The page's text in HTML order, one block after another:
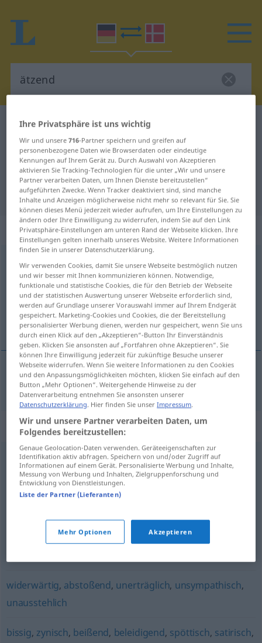
Deutsch-Dänisch Wörterbuch
Deutsch-Dänisch Übersetzung für
"ätzend"
"ätzend" Dänisch Übersetzung
„ätzend“
ätzend
Übersicht aller Übersetzungen
(Für mehr Details die Übersetzung anklicken/antippen)
ætsende
ætsendea. FIG ätzend
Synonyme für "ätzend"
sauer,essigsauer,aggressiv (Flüssigkeit)
doof (ugs.),Kacke (derb),lahm (ugs.)
widerwärtig, abstoßend, unerträglich, unsympathisch,
unausstehlich
bissig, zynisch, beißend, beleidigend, spöttisch, satirisch,
Ihre Privatsphäre ist uns wichtig
Wir und unsere716-Partner speichern und greifen auf
personenbezogene Daten wie Browserdaten oder eindeutige
Kennungen auf Ihrem Gerät zu. Durch Auswahl von Akzeptieren
aktivieren Sie Tracking-Technologien für die unter „Wir und unsere
Partner verarbeiten Daten, um Ihnen Dienste bereitzustellen“
aufgeführten Zwecke. Wenn Tracker deaktiviert sind, sind manche
Inhalte und Anzeigen möglicherweise nicht mehr so relevant für Sie. Sie
können dieses Menü jederzeit wieder aufrufen, um Ihre Einstellungen zu
ändern oder Ihre Einwilligung zu widerrufen, indem Sie auf den Link
Privatsphäre-Einstellungen am unteren Rand der Webseite klicken. Ihre
Einstellungen gelten innerhalb unseres Website. Weitere Informationen
finden Sie in unserer Datenschutzerklärung.
Wir verwenden Cookies, damit Sie unsere Webseite bestmöglich nutzen
und wir besser mit Ihnen kommunizieren können. Notwendige,
funktionale und statistische Cookies, die für den Betrieb der Webseite
und der statistischen Auswertung unserer Webseite erforderlich sind,
werden auf Grundlage unserer Vorauswahl immer auf Ihrem Endgerät
gespeichert. Marketing-Cookies und Cookies, die der Bereitstellung
personalisierter Werbung dienen, werden nur gespeichert, wenn Sie uns
durch einen Klick auf den „Akzeptieren“-Button Ihr Einverständnis
geben. Klicken Sie ansonsten auf „Fortfahren ohne Akzeptieren“. Sie
können Ihre Einwilligung jederzeit für zukünftige Besuche unserer
Webseite widerrufen. Wenn Sie weitere Informationen zu den Cookies
und den Anpassungsmöglichkeiten möchten, klicken Sie einfach auf den
Button „Mehr Optionen“. Weitergehende Hinweise zu der
Datenverarbeitung entnehmen Sie ansonsten unserer
Datenschutzerklärung. Hier finden Sie unserImpressum.
Wir und unsere Partner verarbeiten Daten, um
Folgendes bereitzustellen:
Genaue Geolocation-Daten verwenden. Geräteeigenschaften zur
Identifikation aktiv abfragen. Speichern von und/oder Zugriff auf
Informationen auf einem Gerät. Personalisierte Werbung und Inhalte,
Messung von Werbung und Inhalten, Zielgruppenforschung und
Entwicklung von Dienstleistungen.
Liste der Partner (Lieferanten)
Mehr Optionen Akzeptieren